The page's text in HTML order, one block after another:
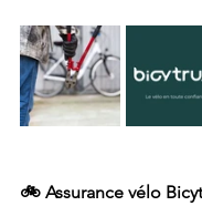
🚲 Assurance vélo